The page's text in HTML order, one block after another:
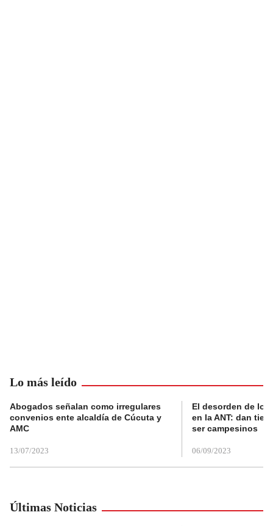
Lo más leído
Abogados señalan como irregulares
convenios ente alcaldía de Cúcuta y
AMC
13/07/2023
El desorden de
en la ANT: dan
ser campesinos
06/09/2023
Últimas Noticias